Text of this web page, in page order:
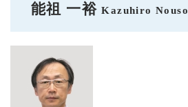
能祖 一裕Kazuhiro Nouso